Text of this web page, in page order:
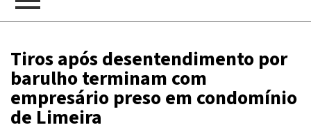
Tiros após desentendimento por
barulho terminam com
empresário preso em condomínio
de Limeira